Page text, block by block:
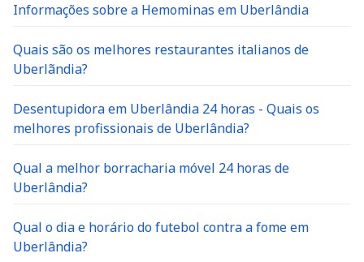
Informações sobre a Hemominas em Uberlândia
Quais são os melhores restaurantes italianos de
Uberlãndia?
Desentupidora em Uberlândia 24 horas - Quais os
melhores profissionais de Uberlândia?
Qual a melhor borracharia móvel 24 horas de
Uberlândia?
Qual o dia e horário do futebol contra a fome em
Uberlândia?